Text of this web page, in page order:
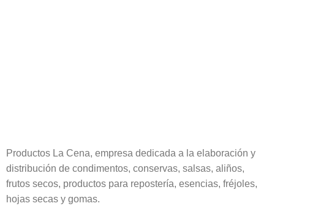
Productos La Cena, empresa dedicada a la elaboración y
distribución de condimentos, conservas, salsas, aliños,
frutos secos, productos para repostería, esencias, fréjoles,
hojas secas y gomas.